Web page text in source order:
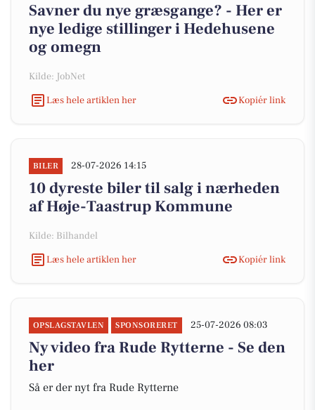
Savner du nye græsgange? - Her er
nye ledige stillinger i Hedehusene
og omegn
Kilde: JobNet
Læs hele artiklen her
Kopiér link
BILER 28-07-2026 14:15
10 dyreste biler til salg i nærheden
af Høje-Taastrup Kommune
Kilde: Bilhandel
Læs hele artiklen her
Kopiér link
OPSLAGSTAVLEN SPONSORERET 25-07-2026 08:03
Ny video fra Rude Rytterne - Se den
her
Så er der nyt fra Rude Rytterne